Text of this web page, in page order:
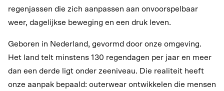
regenjassen die zich aanpassen aan onvoorspelbaar
weer, dagelijkse beweging en een druk leven.
Geboren in Nederland, gevormd door onze omgeving.
Het land telt minstens 130 regendagen per jaar en meer
dan een derde ligt onder zeeniveau. Die realiteit heeft
onze aanpak bepaald: outerwear ontwikkelen die mensen